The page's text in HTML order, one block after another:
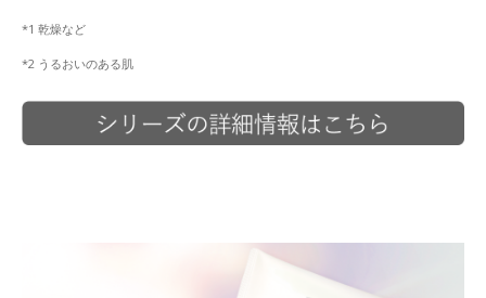
*1 乾燥など
*2 うるおいのある肌